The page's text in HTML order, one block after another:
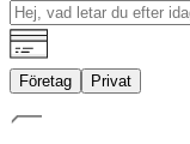
Företag Privat